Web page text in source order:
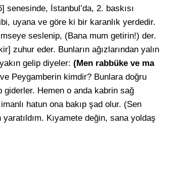
İstanbul’da, 2. baskısı
uyana ve göre ki bir karanlık yerdedir.
seslenip, (Bana mum getirin!) der.
zuhur eder. Bunların ağızlarından yalın
gelip diyeler: (Men rabbüke ve ma
Peygamberin kimdir? Bunlara doğru
Hemen o anda kabrin sağ
hatun ona bakıp şad olur. (Sen
Kıyamete değin, sana yoldaş